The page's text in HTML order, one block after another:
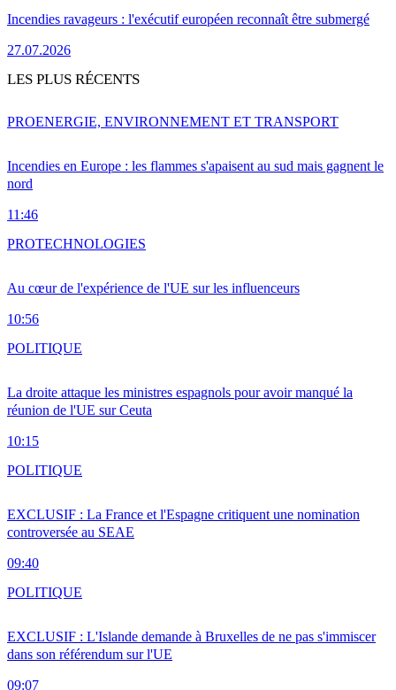
Incendies ravageurs : l'exécutif européen reconnaît être submergé
27.07.2026
LES PLUS RÉCENTS
Incendies en Europe : les flammes s'apaisent au sud mais gagnent le
nord
11:46
PROENERGIE, ENVIRONNEMENT ET TRANSPORT
Au cœur de l'expérience de l'UE sur les influenceurs
10:56
PROTECHNOLOGIES
La droite attaque les ministres espagnols pour avoir manqué la
réunion de l'UE sur Ceuta
10:15
POLITIQUE
EXCLUSIF : La France et l'Espagne critiquent une nomination
controversée au SEAE
09:40
POLITIQUE
EXCLUSIF : L'Islande demande à Bruxelles de ne pas s'immiscer
dans son référendum sur l'UE
09:07
POLITIQUE